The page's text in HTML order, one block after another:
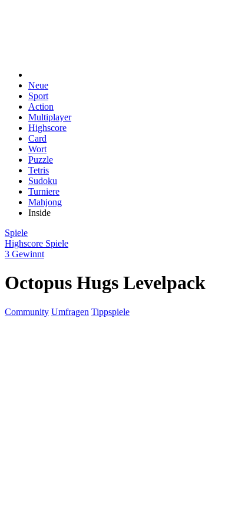
Neue
Sport
Action
Multiplayer
Highscore
Card
Wort
Puzzle
Tetris
Sudoku
Turniere
Mahjong
Inside
Spiele
Highscore Spiele
3 Gewinnt
Octopus Hugs Levelpack
Community Umfragen Tippspiele